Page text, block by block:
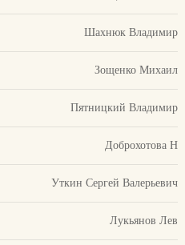
Шахнюк Владимир
Зощенко Михаил
Пятницкий Владимир
Доброхотова Н
Уткин Сергей Валерьевич
Лукьянов Лев